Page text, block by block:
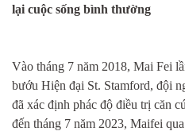
lại cuộc sống bình thường
Vào tháng 7 năm 2018, Mai Fei
bướu Hiện đại St. Stamford, đội
đã xác định phác độ điều trị căn
đến tháng 7 năm 2023, Maifei